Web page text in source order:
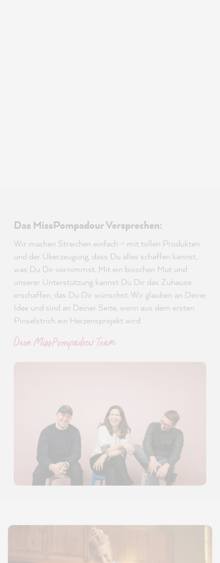
Das MissPompadour Versprechen:
Wir machen Streichen einfach – mit tollen Produkten
und der Überzeugung, dass Du alles schaffen kannst,
was Du Dir vornimmst. Mit ein bisschen Mut und
unserer Unterstützung kannst Du Dir das Zuhause
erschaffen, das Du Dir wünschst. Wir glauben an Deine
Idee und sind an Deiner Seite, wenn aus dem ersten
Pinselstrich ein Herzensprojekt wird.
Dein MissPompadour Team